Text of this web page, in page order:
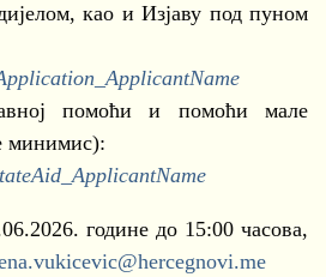
као и Изјаву под пуном
помоћи и помоћи мале
минимис):
године до 15:00 часова,